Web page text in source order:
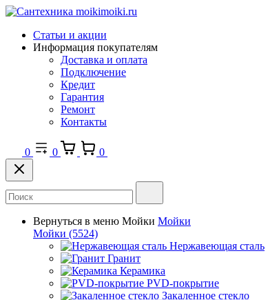
Статьи и акции
Информация покупателям
Доставка и оплата
Подключение
Кредит
Гарантия
Ремонт
Контакты
0 0 0
Вернуться в меню Мойки Мойки
Мойки (5524)
Нержавеющая сталь
Гранит
Керамика
PVD-покрытие
Закаленное стекло